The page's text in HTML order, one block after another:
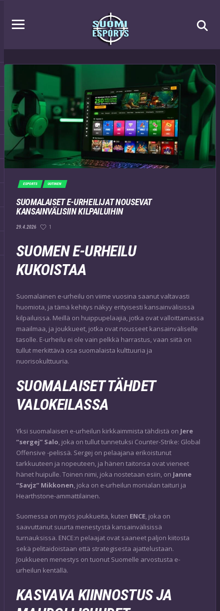
ESPORTS UUTINEN
SUOMALAISET E-URHEILIJAT NOUSEVAT
KANSAINVÄLISIIN KILPAILUIHIN
29.4.2026 1
SUOMEN E-URHEILU
KUKOISTAA
Suomalainen e-urheilu on viime vuosina saanut valtavasti
huomiota, ja tämä kehitys näkyy erityisesti kansainvälisissä
kilpailuissa. Meillä on huippupelaajia, jotka ovat valloittamassa
maailmaa, ja joukkueet, jotka ovat nousseet kansainväliselle
tasolle. E-urheilu ei ole vain pelkkä harrastus, vaan siitä on
tullut merkittävä osa suomalaista kulttuuria ja
nuorisokulttuuria.
SUOMALAISET TÄHDET
VALOKEILASSA
Yksi suomalaisen e-urheilun kirkkaimmista tähdistä on Jere
“sergej” Salo, joka on tullut tunnetuksi Counter-Strike: Global
Offensive -pelissä. Sergej on pelaajana erikoistunut
tarkkuuteen ja nopeuteen, ja hänen taitonsa ovat vieneet
hänet huipulle. Toinen nimi, joka nostetaan esiin, on Janne
“Savjz” Mikkonen, joka on e-urheilun monialan taituri ja
Hearthstone-ammattilainen.
Suomessa on myös joukkueita, kuten ENCE, joka on
saavuttanut suurta menestystä kansainvälisissä
turnauksissa. ENCE:n pelaajat ovat saaneet paljon kiitosta
sekä pelitaidoistaan että strategisesta ajattelustaan.
Joukkueen menestys on tuonut Suomelle arvostusta e-
urheilun kentällä.
KASVAVA KIINNOSTUS JA